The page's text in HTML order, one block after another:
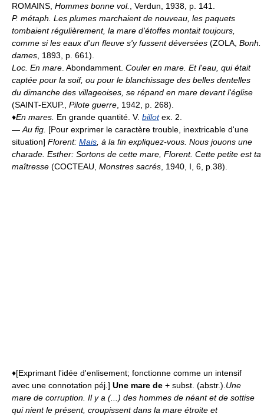
ROMAINS, Hommes bonne vol.
, Verdun, 1938, p. 141.
P. métaph. Les plumes marchaient de nouveau, les paquets
tombaient régulièrement, la mare d'étoffes montait toujours,
comme si les eaux d'un fleuve s'y fussent déversées (ZOLA, Bonh.
dames , 1893, p. 661).
Loc. En mare . Abondamment. Couler en mare. Et l'eau, qui était
captée pour la soif, ou pour le blanchissage des belles dentelles
du dimanche des villageoises, se répand en mare devant l'église
(SAINT-EXUP., Pilote guerre , 1942, p. 268).
♦En mares. En grande quantité. V. billotex. 2.
— Au fig. [Pour exprimer le caractère trouble, inextricable d'une
situation] Florent: Mais , à la fin expliquez-vous. Nous jouons une
charade. Esther: Sortons de cette mare, Florent. Cette petite est ta
maîtresse (COCTEAU, Monstres sacrés , 1940, I, 6, p.38).
♦[Exprimant l'idée d'enlisement; fonctionne comme un intensif
avec une connotation péj.] Une mare de + subst. (abstr.). Une
mare de corruption. Il y a (...) des hommes de néant et de sottise
qui nient le présent, croupissent dans la mare étroite et